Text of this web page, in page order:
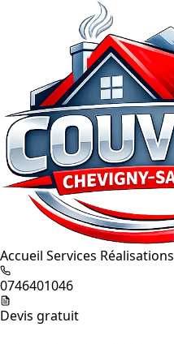
Accueil Services Réalisations
0746401046
Devis gratuit